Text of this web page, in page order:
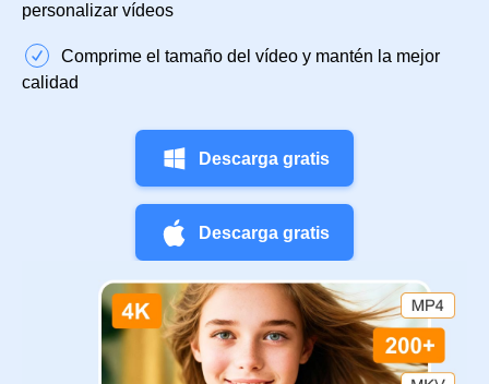
personalizar vídeos
Comprime el tamaño del vídeo y mantén la mejor
calidad
Descarga gratis
Descarga gratis